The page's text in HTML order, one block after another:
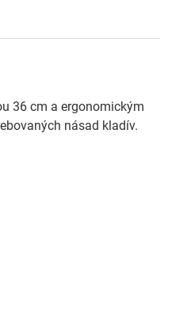
36 cm a ergonomickým
násad kladív.